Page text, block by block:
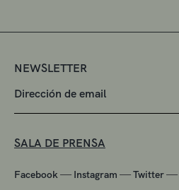
NEWSLETTER
SALA DE PRENSA
Facebook — Instagram —Twitter—